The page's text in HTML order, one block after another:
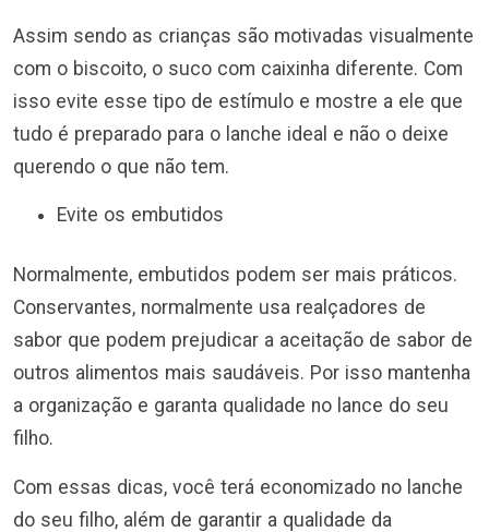
Assim sendo as crianças são motivadas visualmente
com o biscoito, o suco com caixinha diferente. Com
isso evite esse tipo de estímulo e mostre a ele que
tudo é preparado para o lanche ideal e não o deixe
querendo o que não tem.
Evite os embutidos
Normalmente, embutidos podem ser mais práticos.
Conservantes, normalmente usa realçadores de
sabor que podem prejudicar a aceitação de sabor de
outros alimentos mais saudáveis. Por isso mantenha
a organização e garanta qualidade no lance do seu
filho.
Com essas dicas, você terá economizado no lanche
do seu filho, além de garantir a qualidade da